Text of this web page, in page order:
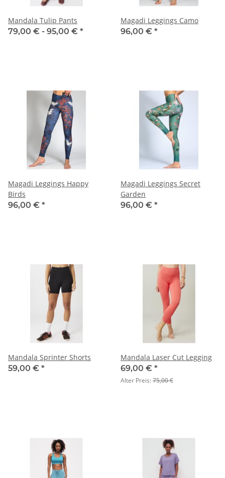
Mandala Tulip Pants
79,00 € - 95,00 € *
Magadi Leggings Camo
96,00 € *
Magadi Leggings Happy
Birds
96,00 € *
Magadi Leggings Secret
Garden
96,00 € *
Mandala Sprinter Shorts
59,00 € *
Mandala Laser Cut Legging
69,00 € *
Alter Preis:75,00 €